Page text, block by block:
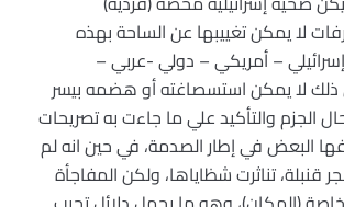
لا يمكن تغييبها عن الساحة بهذه
– أمريكي – دولي -عربي –
لا يمكن استسصاغته أو هضمه بيسر
الجزم والتأكيد علي ما جاءت به تصريحات
البعض في إطار الصدمة، في حين انه لم
قنبلة، تناثرت شظاياها، ولكن المفاجأة